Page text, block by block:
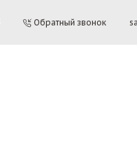
Обратный звонок